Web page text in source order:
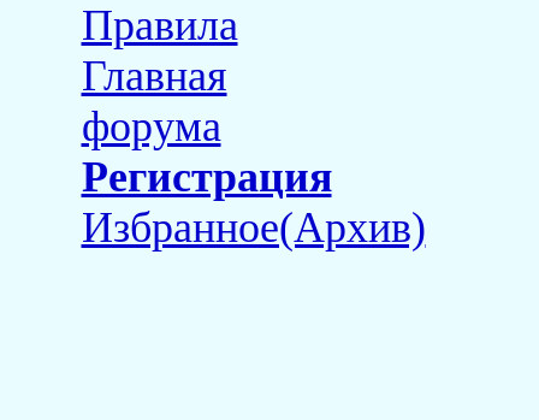
Правила
Главная
форума
Регистрация
Избранное(Архив)